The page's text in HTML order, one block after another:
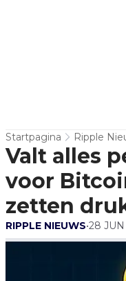
Startpagina Ripple
Valt alles
voor
zetten
RIPPLE NIEUWS•28 JUN